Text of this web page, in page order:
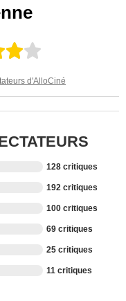
d'AlloCiné
128 critiques
192 critiques
100 critiques
69 critiques
25 critiques
11 critiques